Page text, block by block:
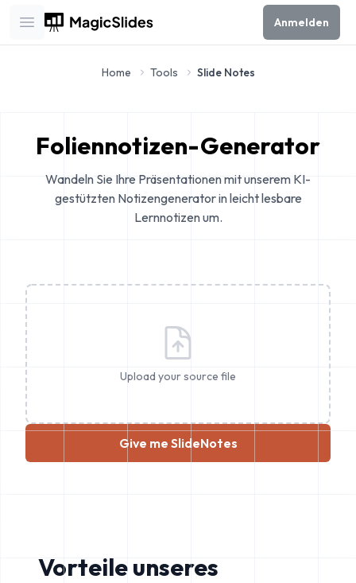
Open main menu
Anmelden
Home Tools Slide Notes
Foliennotizen-Generator
Wandeln Sie Ihre Präsentationen mit unserem KI-
gestützten Notizengenerator in leicht lesbare
Lernnotizen um.
Upload your source file
Give me SlideNotes
Vorteile unseres